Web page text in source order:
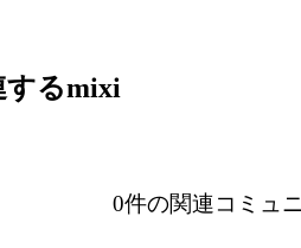
するmixi
0件の関連コミュ